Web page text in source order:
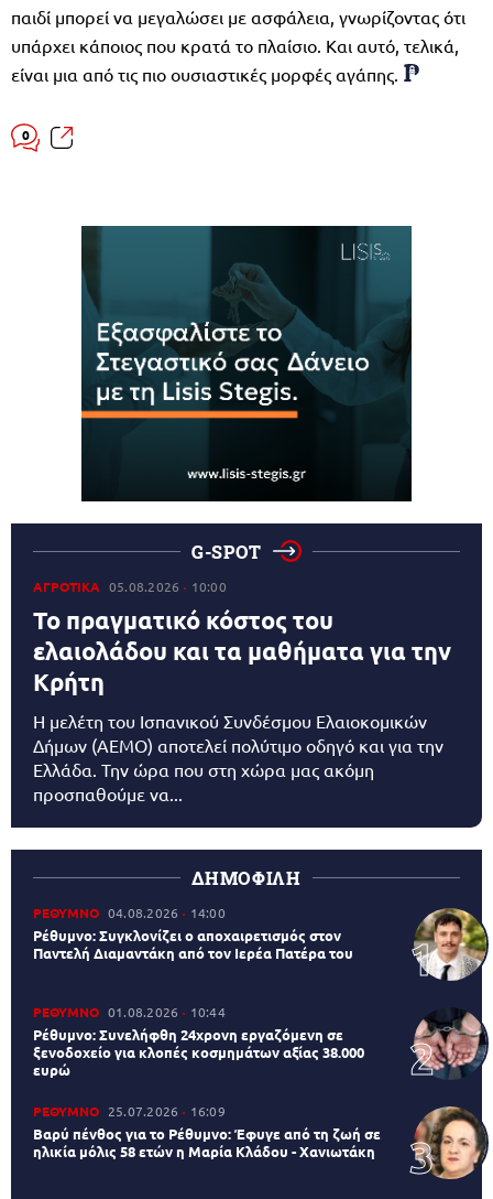
παιδί μπορεί να μεγαλώσει με ασφάλεια, γνωρίζοντας ότι
υπάρχει κάποιος που κρατά το πλαίσιο. Και αυτό, τελικά,
είναι μια από τις πιο ουσιαστικές μορφές αγάπης.
0
G-SPOT
ΑΓΡΟΤΙΚΑ 05.08.2026 10:00
Το πραγματικό κόστος του
ελαιολάδου και τα μαθήματα για την
Κρήτη
Η μελέτη του Ισπανικού Συνδέσμου Ελαιοκομικών
Δήμων (AEMO) αποτελεί πολύτιμο οδηγό και για την
Ελλάδα. Την ώρα που στη χώρα μας ακόμη
προσπαθούμε να...
ΔΗΜΟΦΙΛΗ
ΡΕΘΥΜΝΟ 04.08.2026 14:00
Ρέθυμνο: Συγκλονίζει ο αποχαιρετισμός στον
Παντελή Διαμαντάκη από τον Ιερέα Πατέρα του
ΡΕΘΥΜΝΟ 01.08.2026 10:44
Ρέθυμνο: Συνελήφθη 24χρονη εργαζόμενη σε
ξενοδοχείο για κλοπές κοσμημάτων αξίας 38.000
ευρώ
ΡΕΘΥΜΝΟ 25.07.2026 16:09
Βαρύ πένθος για το Ρέθυμνο: Έφυγε από τη ζωή σε
ηλικία μόλις 58 ετών η Μαρία Κλάδου - Χανιωτάκη